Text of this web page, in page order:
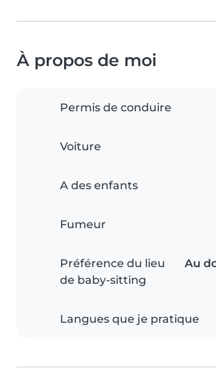
À propos de moi
Permis de conduire
Voiture
A des enfants
Fumeur
Préférence du lieu
de baby-sitting
Au
Langues que je pratique